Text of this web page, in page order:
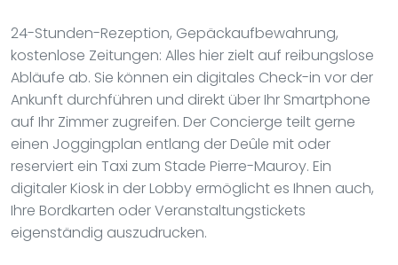
24-Stunden-Rezeption, Gepäckaufbewahrung,
kostenlose Zeitungen: Alles hier zielt auf reibungslose
Abläufe ab. Sie können ein digitales Check-in vor der
Ankunft durchführen und direkt über Ihr Smartphone
auf Ihr Zimmer zugreifen. Der Concierge teilt gerne
einen Joggingplan entlang der Deûle mit oder
reserviert ein Taxi zum Stade Pierre-Mauroy. Ein
digitaler Kiosk in der Lobby ermöglicht es Ihnen auch,
Ihre Bordkarten oder Veranstaltungstickets
eigenständig auszudrucken.